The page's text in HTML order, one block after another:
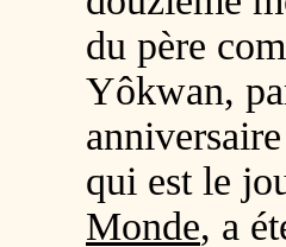
du père
Yôkwan,
qui est le
Monde, a